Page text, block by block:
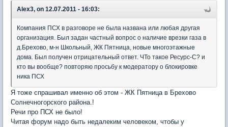
Alex3, on 12.07.2011 - 16:03:
Компания ПСХ в разговоре не была названа или любая другая
организация. Был задан частный вопрос о наличие врезки газа в
д.Брехово, м-н Школьный, ЖК Пятница, новые многоэтажные
дома. Был получен отрицательный ответ. ЧТо такое Ресурс-С? и
кто вы вообще? повторяю просьбу к модератору о блокировке
ника ПСХ
Я тоже спрашивал именно об этом - ЖК Пятница в Брехово
Солнечногорского района.!
Речи про ПСХ не было!
Читая форум надо быть недалеким человеком, чтобы у